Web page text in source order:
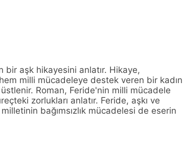
bir aşk hikayesini anlatır. Hikaye,
milli mücadeleye destek veren bir kadın
Roman, Feride'nin milli mücadele
zorlukları anlatır. Feride, aşkı ve
bağımsızlık mücadelesi de eserin